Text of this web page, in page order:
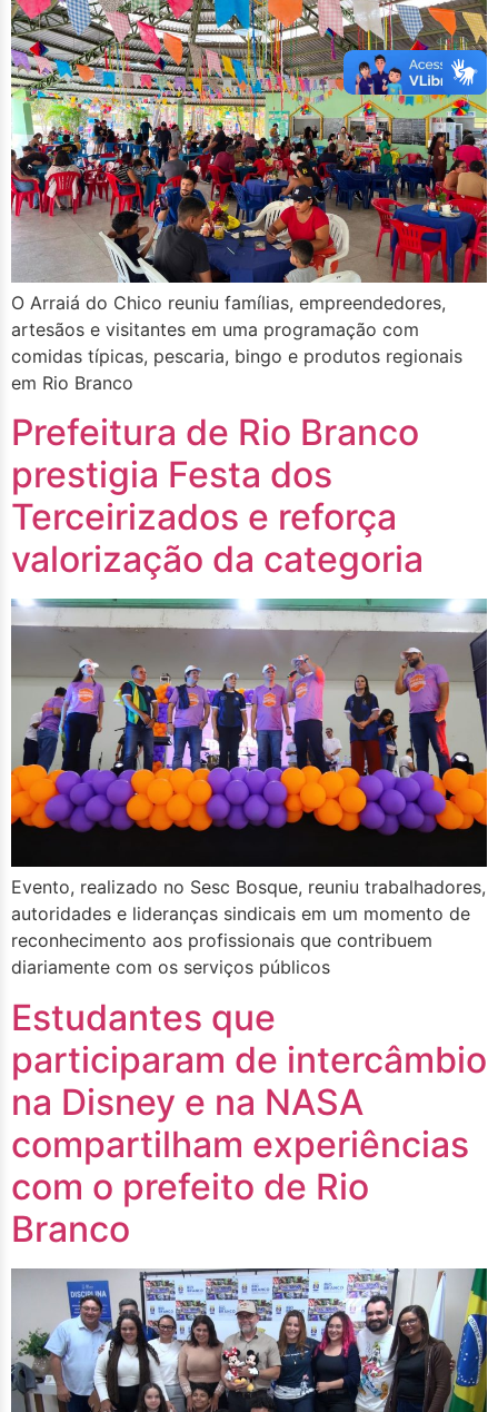
O Arraiá do Chico reuniu famílias, empreendedores,
artesãos e visitantes em uma programação com
comidas típicas, pescaria, bingo e produtos regionais
em Rio Branco
Prefeitura de Rio Branco
prestigia Festa dos
Terceirizados e reforça
valorização da categoria
Evento, realizado no Sesc Bosque, reuniu trabalhadores,
autoridades e lideranças sindicais em um momento de
reconhecimento aos profissionais que contribuem
diariamente com os serviços públicos
Estudantes que
participaram de intercâmbio
na Disney e na NASA
compartilham experiências
com o prefeito de Rio
Branco